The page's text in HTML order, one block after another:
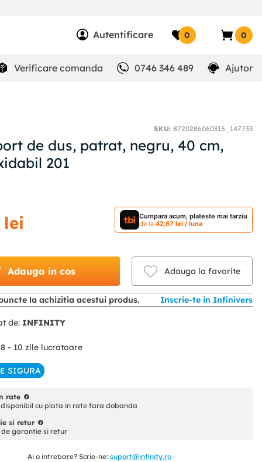
Autentificare 0 0
Verificare comanda 0746 346 489 Ajutor
SKU: 8720286060315_147733
de dus, patrat, negru, 40 cm,
201
lei
Cumpara acum, plateste mai tarziu
de la 42,67 lei / luna
Adauga in cos Adauga la favorite
la achizitia acestui produs. Inscrie-te in Infinivers
de: INFINITY
- 10 zile lucratoare
SIGURA
rate
cu plata in rate fara dobanda
si retur
garantie si retur
Ai o intrebare? Scrie-ne: suport@infinity.ro